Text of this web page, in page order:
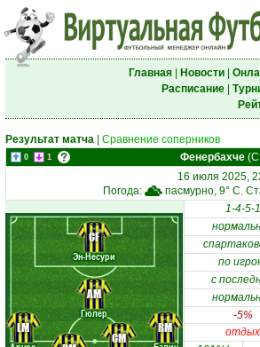
Главная| Новости|
Расписание|
Результат матча Сравнение соперников
0 1 Фенербахче
16 июля 2025,
Погода:
пасмурно, 9° C.
Гюлер
Эн-Несури
LM
CM
AM
RM
CF
1-4-5-1
по
с
-5%
отдых